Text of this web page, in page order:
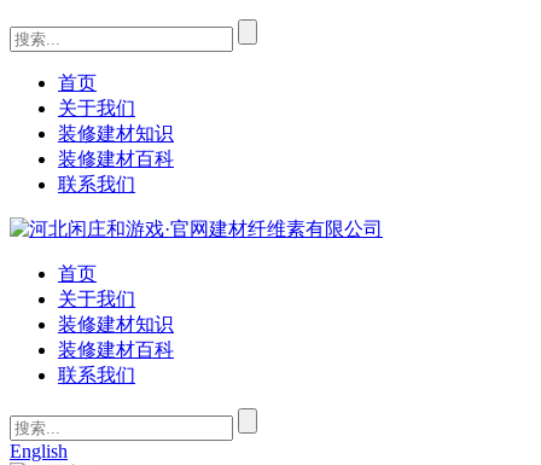
首页
关于我们
装修建材知识
装修建材百科
联系我们
首页
关于我们
装修建材知识
装修建材百科
联系我们
English